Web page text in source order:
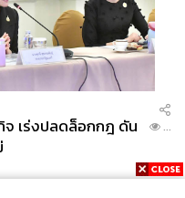
จ เร่งปลดล็อกกฎ ดัน
...